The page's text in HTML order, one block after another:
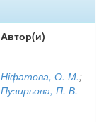
Автор(и)
Ніфатова, О. М.;
Пузирьова, П. В.